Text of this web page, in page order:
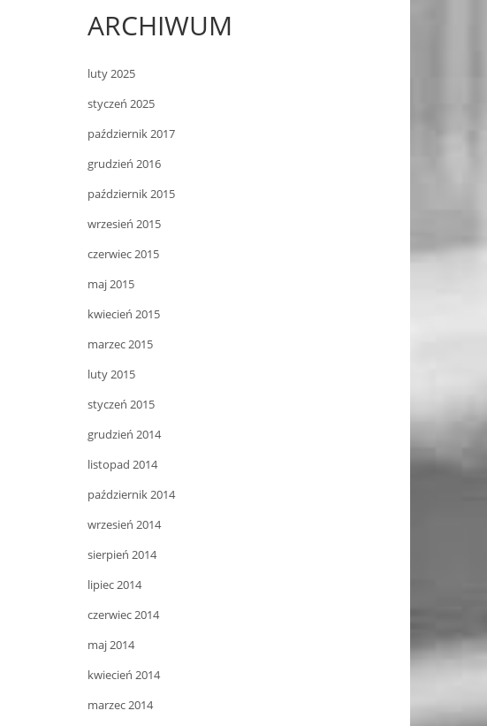
ARCHIWUM
luty 2025
styczeń 2025
październik 2017
grudzień 2016
październik 2015
wrzesień 2015
czerwiec 2015
maj 2015
kwiecień 2015
marzec 2015
luty 2015
styczeń 2015
grudzień 2014
listopad 2014
październik 2014
wrzesień 2014
sierpień 2014
lipiec 2014
czerwiec 2014
maj 2014
kwiecień 2014
marzec 2014